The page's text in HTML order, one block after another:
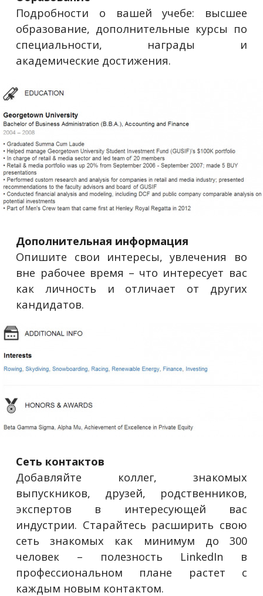
Подробности о вашей учебе: высшее
образование, дополнительные курсы по
специальности, награды и
академические достижения.
Дополнительная информация
Опишите свои интересы, увлечения во
вне рабочее время – что интересует вас
как личность и отличает от других
кандидатов.
Сеть контактов
Добавляйте коллег, знакомых
выпускников, друзей, родственников,
экспертов в интересующей вас
индустрии. Старайтесь расширить свою
сеть знакомых как минимум до 300
человек – полезность LinkedIn в
профессиональном плане растет с
каждым новым контактом.